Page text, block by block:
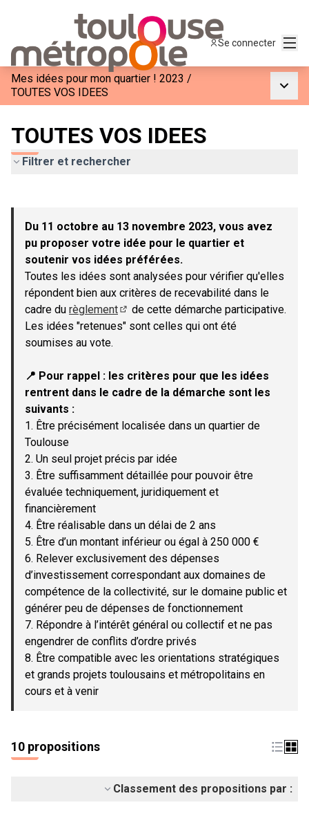
Se connecter
Mes idées pour mon quartier ! 2023 /
TOUTES VOS IDEES
TOUTES VOS IDEES
Filtrer et rechercher
−
Du 11 octobre au 13 novembre 2023, vous avez
pu proposer votre idée pour le quartier et
soutenir vos idées préférées.
Toutes les idées sont analysées pour vérifier qu'elles
répondent bien aux critères de recevabilité dans le
cadre du règlement
(Lien externe)
de cette démarche participative.
Les idées "retenues" sont celles qui ont été
soumises au vote.
📍 Pour rappel : les critères pour que les idées
rentrent dans le cadre de la démarche sont les
suivants :
1. Être précisément localisée dans un quartier de
Toulouse
2. Un seul projet précis par idée
3. Être suffisamment détaillée pour pouvoir être
évaluée techniquement, juridiquement et
financièrement
4. Être réalisable dans un délai de 2 ans
5. Être d’un montant inférieur ou égal à 250 000 €
6. Relever exclusivement des dépenses
d’investissement correspondant aux domaines de
compétence de la collectivité, sur le domaine public et
générer peu de dépenses de fonctionnement
7. Répondre à l’intérêt général ou collectif et ne pas
engendrer de conflits d’ordre privés
8. Être compatible avec les orientations stratégiques
et grands projets toulousains et métropolitains en
cours et à venir
10 propositions
Classement des propositions par :